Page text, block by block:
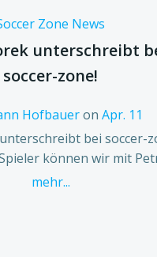
Zone News
unterschreibt
soccer-zone!
Hofbauer on Apr. 11
bei soccer-
können wir mit
mehr...